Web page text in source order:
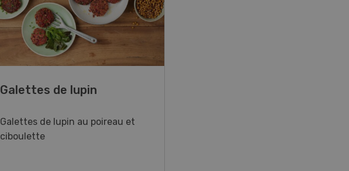
Galettes de lupin
Galettes de lupin au poireau et
ciboulette